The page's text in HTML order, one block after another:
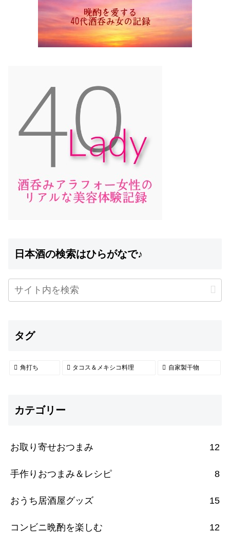
日本酒の検索はひらがなで♪
タグ
角打ち タコス＆メキシコ料理 自家製干物
カテゴリー
お取り寄せおつまみ 12
手作りおつまみ＆レシピ 8
おうち居酒屋グッズ 15
コンビニ晩酌を楽しむ 12